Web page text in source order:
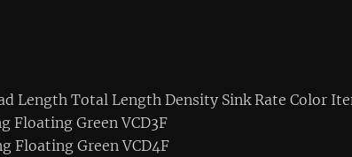
Length Total Length Density Sink Rate Color
Floating Green VCD3F
Floating Green VCD4F